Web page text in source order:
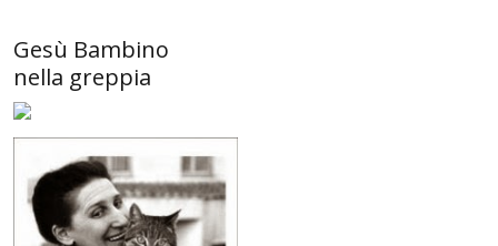
Gesù Bambino
nella greppia